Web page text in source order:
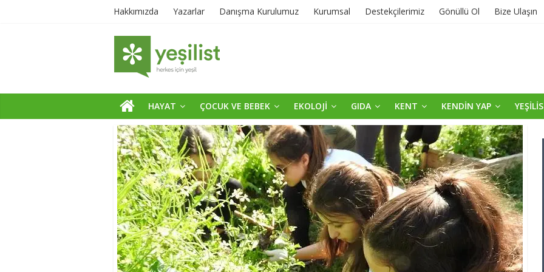
Hakkımızda Yazarlar Danışma Kurulumuz Kurumsal Destekçilerimiz Gönüllü Ol Bize Ulaşın
HAYAT ÇOCUK VE BEBEK EKOLOJİ GIDA KENT KENDİN YAP